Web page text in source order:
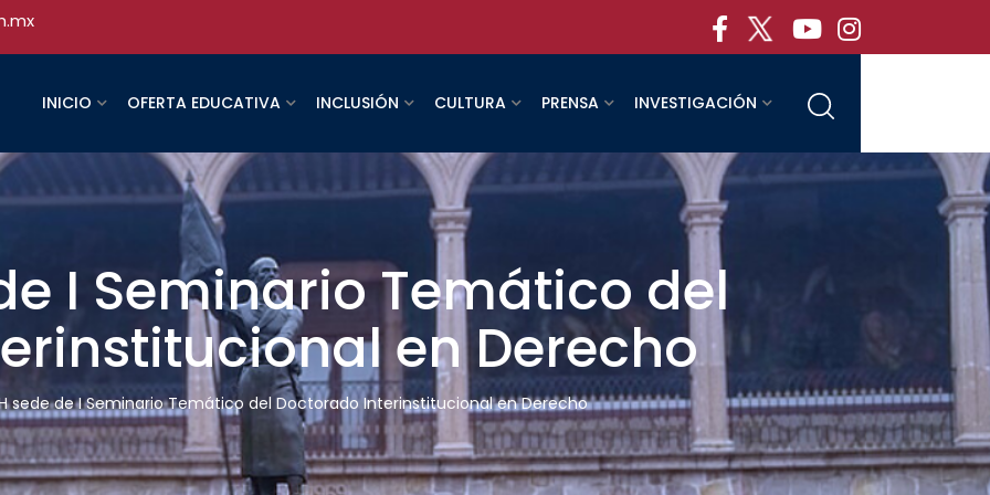
INICIO OFERTA EDUCATIVA INCLUSIÓN CULTURA PRENSA INVESTIGACIÓN
I Seminario Temático del
en Derecho
sede de I Seminario Temático del Doctorado Interinstitucional en Derecho